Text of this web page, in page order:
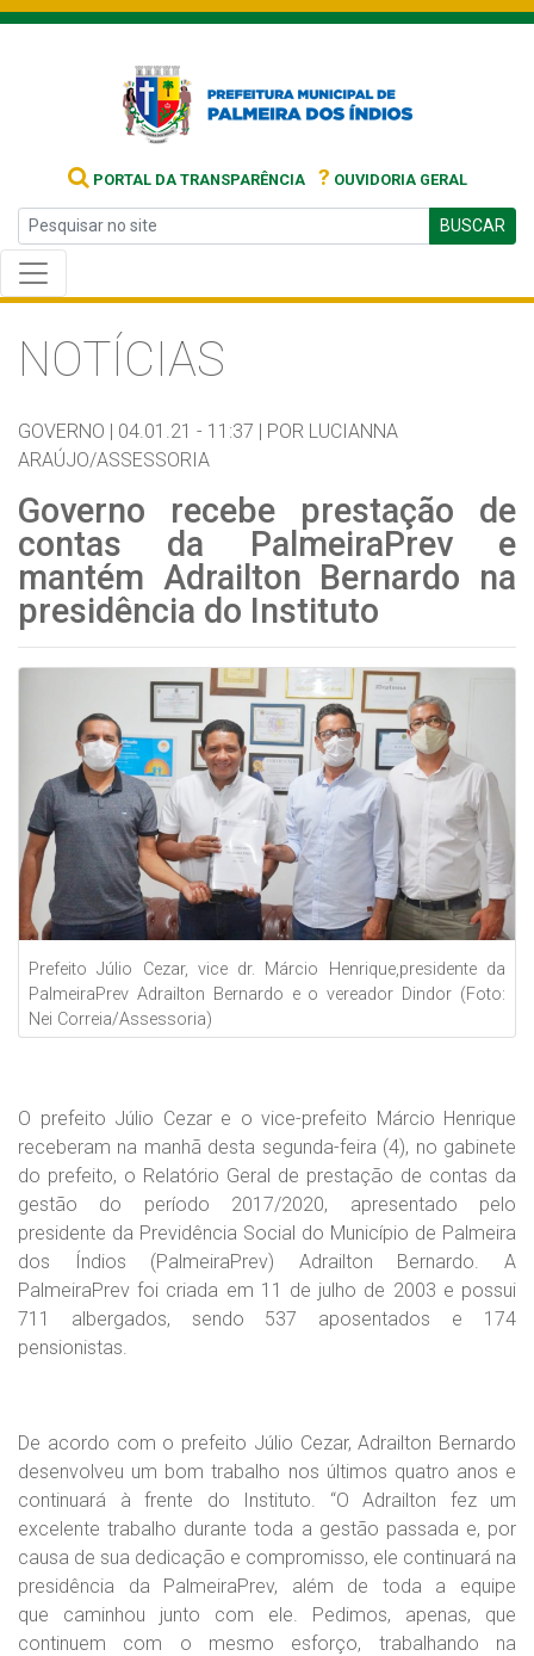
PORTAL DA TRANSPARÊNCIA ? OUVIDORIA GERAL
BUSCAR
NOTÍCIAS
GOVERNO | 04.01.21 - 11:37 | POR LUCIANNA
ARAÚJO/ASSESSORIA
Governo recebe prestação de
contas da PalmeiraPrev e
mantém Adrailton Bernardo na
presidência do Instituto
Prefeito Júlio Cezar, vice dr. Márcio Henrique,presidente da
PalmeiraPrev Adrailton Bernardo e o vereador Dindor (Foto:
Nei Correia/Assessoria)
O prefeito Júlio Cezar e o vice-prefeito Márcio Henrique
receberam na manhã desta segunda-feira (4), no gabinete
do prefeito, o Relatório Geral de prestação de contas da
gestão do período 2017/2020, apresentado pelo
presidente da Previdência Social do Município de Palmeira
dos Índios (PalmeiraPrev) Adrailton Bernardo. A
PalmeiraPrev foi criada em 11 de julho de 2003 e possui
711 albergados, sendo 537 aposentados e 174
pensionistas.
De acordo com o prefeito Júlio Cezar, Adrailton Bernardo
desenvolveu um bom trabalho nos últimos quatro anos e
continuará à frente do Instituto. “O Adrailton fez um
excelente trabalho durante toda a gestão passada e, por
causa de sua dedicação e compromisso, ele continuará na
presidência da PalmeiraPrev, além de toda a equipe
que caminhou junto com ele. Pedimos, apenas, que
continuem com o mesmo esforço, trabalhando na